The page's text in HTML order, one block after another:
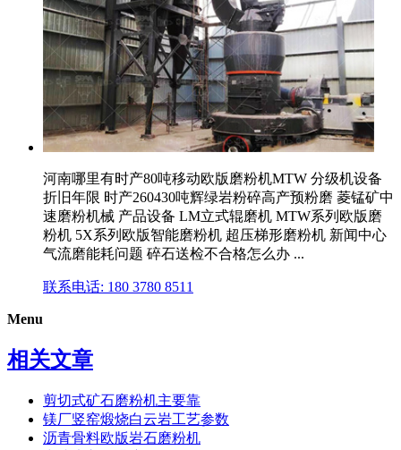
河南哪里有时产80吨移动欧版磨粉机MTW 分级机设备
折旧年限 时产260430吨辉绿岩粉碎高产预粉磨 菱锰矿中
速磨粉机械 产品设备 LM立式辊磨机 MTW系列欧版磨
粉机 5X系列欧版智能磨粉机 超压梯形磨粉机 新闻中心
气流磨能耗问题 碎石送检不合格怎么办 ...
联系电话: 180 3780 8511
Menu
相关文章
剪切式矿石磨粉机主要靠
镁厂竖窑煅烧白云岩工艺参数
沥青骨料欧版岩石磨粉机